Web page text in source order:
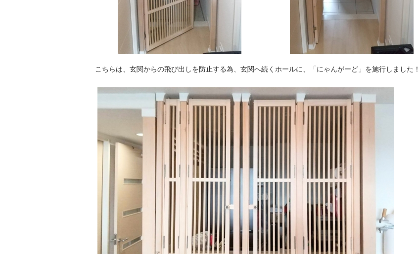
こちらは、玄関からの飛び出しを防止する為、玄関へ続くホールに、「にゃんがーど」を施行しました！